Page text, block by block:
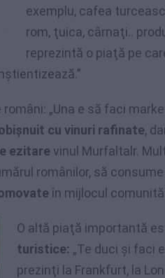
exemplu, cafea
rom, ţuica, cârnaţi..
reprezintă o piaţă pe
„Una e să faci
cu vinuri rafinate,
ezitare vinul Murfaltalr.
românilor, să
în mijlocul
O altă piaţă importantă
turistice: „Te duci şi faci
prezinţi la Frankfurt, la